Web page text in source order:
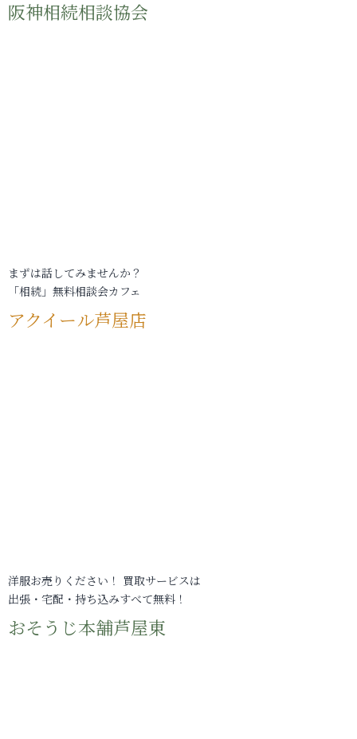
阪神相続相談協会
まずは話してみませんか？
「相続」無料相談会カフェ
アクイール芦屋店
洋服お売りください！ 買取サービスは
出張・宅配・持ち込みすべて無料！
おそうじ本舗芦屋東